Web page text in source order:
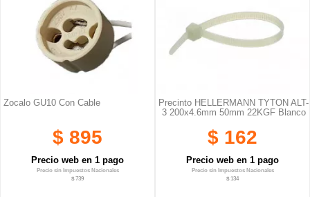
Zocalo GU10 Con Cable
$ 895
Precio web en 1 pago
Precio sin Impuestos Nacionales
$ 739
Precinto HELLERMANN TYTON ALT-
3 200x4.6mm 50mm 22KGF Blanco
$ 162
Precio web en 1 pago
Precio sin Impuestos Nacionales
$ 134